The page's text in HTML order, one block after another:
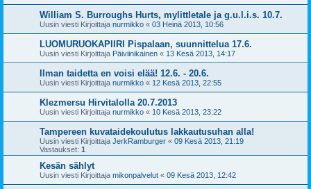
William S. Burroughs Hurts, mylittletale ja g.u.l.i.s. 10.7.
Uusin viesti Kirjoittaja nurmikko « 03 Heinä 2013, 10:56
LUOMURUOKAPIIRI Pispalaan, suunnittelua 17.6.
Uusin viesti Kirjoittaja Päiviinikainen « 13 Kesä 2013, 14:17
Ilman taidetta en voisi elää! 12.6. - 20.6.
Uusin viesti Kirjoittaja nurmikko « 12 Kesä 2013, 22:55
Klezmersu Hirvitalolla 20.7.2013
Uusin viesti Kirjoittaja nurmikko « 10 Kesä 2013, 23:22
Tampereen kuvataidekoulutus lakkautusuhan alla!
Uusin viesti Kirjoittaja JerkRamburger « 09 Kesä 2013, 21:19
Vastaukset: 1
Kesän sählyt
Uusin viesti Kirjoittaja mikonpalvelut « 09 Kesä 2013, 12:42